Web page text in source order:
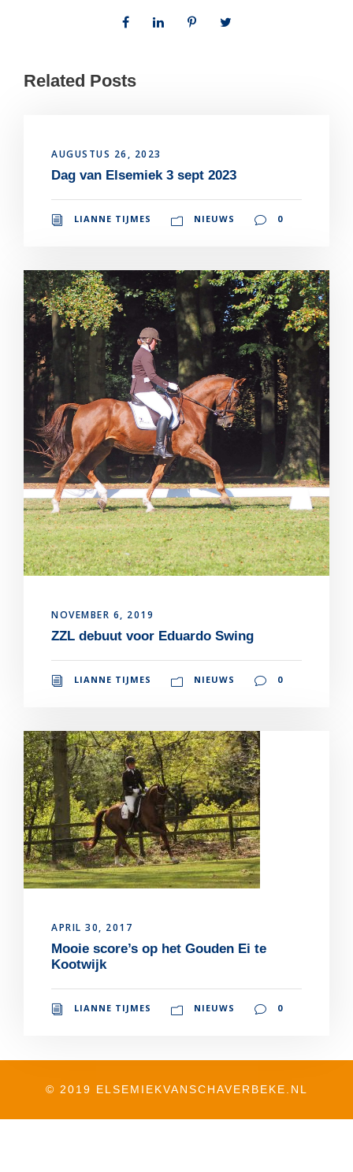
Related Posts
AUGUSTUS 26, 2023
Dag van Elsemiek 3 sept 2023
LIANNE TIJMES NIEUWS 0
NOVEMBER 6, 2019
ZZL debuut voor Eduardo Swing
LIANNE TIJMES NIEUWS 0
APRIL 30, 2017
Mooie score’s op het Gouden Ei te
Kootwijk
LIANNE TIJMES NIEUWS 0
© 2019 ELSEMIEKVANSCHAVERBEKE.NL